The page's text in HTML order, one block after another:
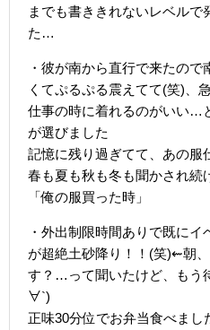
までも書ききれないレベルで
た…
・彼が南から直行で来たの
くてぷるぷる震えてて(笑)、
仕事の時に着れるのがいい…
が選びました
記憶に残り過ぎてて、あの服
春も夏も秋も冬も聞かされ続
「俺の服買った時」
・外出制限時間ありで既に
が超絶土砂降り！！(笑)⇜朝
す？…って聞いたけど、もう
∀`)
正味30分位でお弁当食べまし